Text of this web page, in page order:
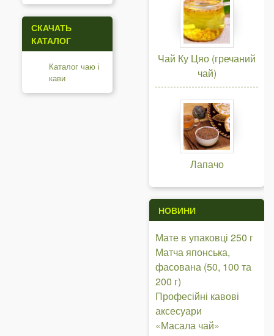
СКАЧАТЬ
КАТАЛОГ
Каталог чаю і
кави
Чай Ку Цяо (гречаний
чай)
Лапачо
НОВИНИ
Мате в упаковці 250 г
Матча японська,
фасована (50, 100 та
200 г)
Професійні кавові
аксесуари
«Масала чай»